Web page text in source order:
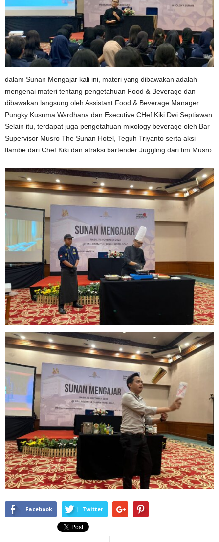
dalam Sunan Mengajar kali ini, materi yang dibawakan adalah
mengenai materi tentang pengetahuan Food & Beverage dan
dibawakan langsung oleh Assistant Food & Beverage Manager
Pungky Kusuma Wardhana dan Executive CHef Kiki Dwi Septiawan.
Selain itu, terdapat juga pengetahuan mixology beverage oleh Bar
Supervisor Musro The Sunan Hotel, Teguh Triyanto serta aksi
flambe dari Chef Kiki dan atraksi bartender Juggling dari tim Musro.
Facebook Twitter